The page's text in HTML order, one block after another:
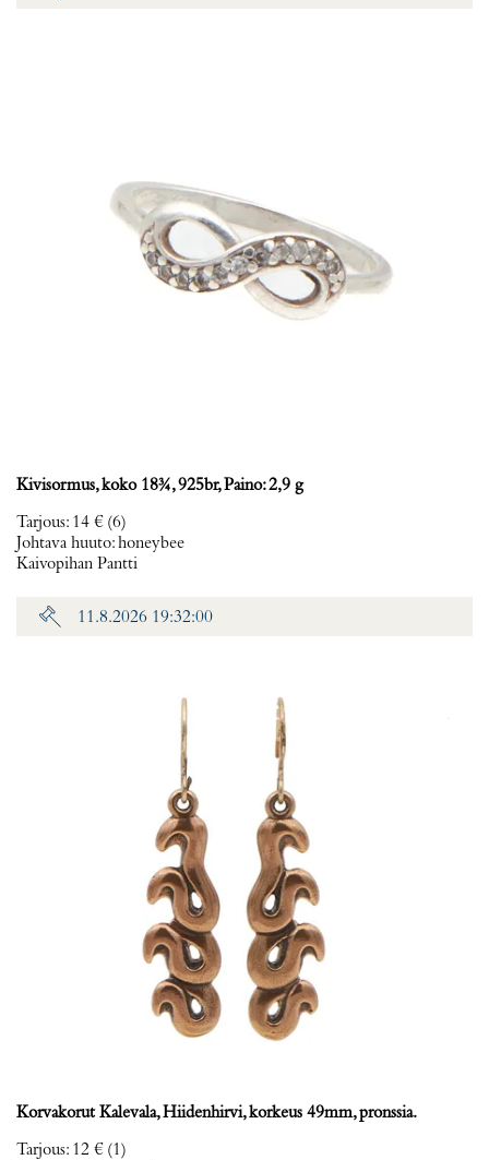
Kivisormus, koko 18¾, 925br, Paino: 2,9 g
Tarjous: 14 € (6)
Johtava huuto:honeybee
Kaivopihan Pantti
11.8.2026 19:32:00
Korvakorut Kalevala, Hiidenhirvi, korkeus 49mm, pronssia.
Tarjous: 12 € (1)